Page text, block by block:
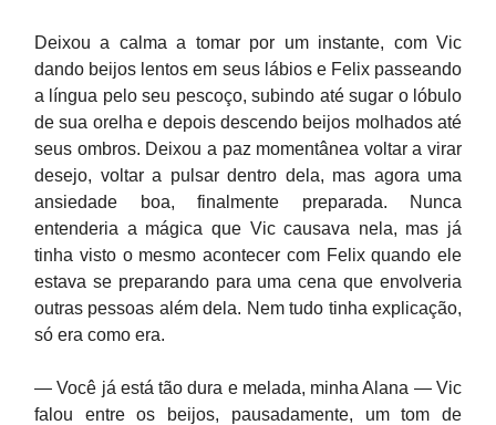
Deixou a calma a tomar por um instante, com Vic
dando beijos lentos em seus lábios e Felix passeando
a língua pelo seu pescoço, subindo até sugar o lóbulo
de sua orelha e depois descendo beijos molhados até
seus ombros. Deixou a paz momentânea voltar a virar
desejo, voltar a pulsar dentro dela, mas agora uma
ansiedade boa, finalmente preparada. Nunca
entenderia a mágica que Vic causava nela, mas já
tinha visto o mesmo acontecer com Felix quando ele
estava se preparando para uma cena que envolveria
outras pessoas além dela. Nem tudo tinha explicação,
só era como era.
— Você já está tão dura e melada, minha Alana — Vic
falou entre os beijos, pausadamente, um tom de